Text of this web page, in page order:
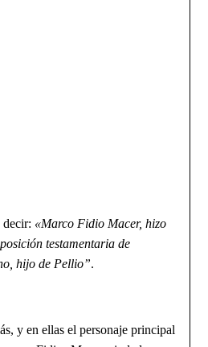
«Marco Fidio Macer, hizo
testamentaria de
hijo de Pellio”.
y en ellas el personaje principal